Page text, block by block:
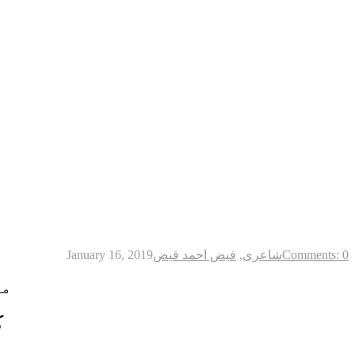
January 16, 2019 شاعری, فیض احمد فیض Comments: 0